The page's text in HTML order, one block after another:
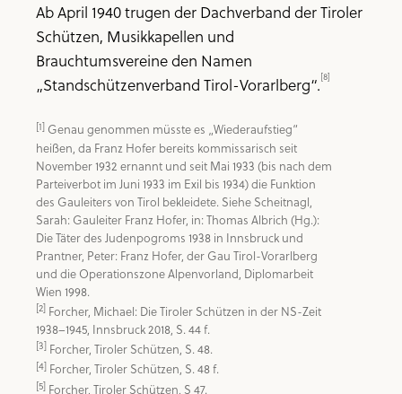
Ab April 1940 trugen der Dachverband der Tiroler
Schützen, Musikkapellen und
Brauchtumsvereine den Namen
„Standschützenverband Tirol-Vorarlberg“.[8]
[1] Genau genommen müsste es „Wiederaufstieg“
heißen, da Franz Hofer bereits kommissarisch seit
November 1932 ernannt und seit Mai 1933 (bis nach dem
Parteiverbot im Juni 1933 im Exil bis 1934) die Funktion
des Gauleiters von Tirol bekleidete. Siehe Scheitnagl,
Sarah: Gauleiter Franz Hofer, in: Thomas Albrich (Hg.):
Die Täter des Judenpogroms 1938 in Innsbruck und
Prantner, Peter: Franz Hofer, der Gau Tirol-Vorarlberg
und die Operationszone Alpenvorland, Diplomarbeit
[2] Forcher, Michael: Die Tiroler Schützen in der NS-Zeit
[3]
[4]
[5]